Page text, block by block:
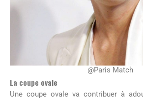
@Paris Match
La coupe ovale
Une coupe ovale va contribuer à